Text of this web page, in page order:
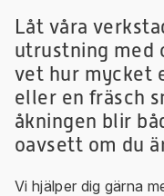
Låt våra
utrustning med
vet hur mycket
eller en fräsch
åkningen blir
oavsett om du
Vi hjälper dig gärna